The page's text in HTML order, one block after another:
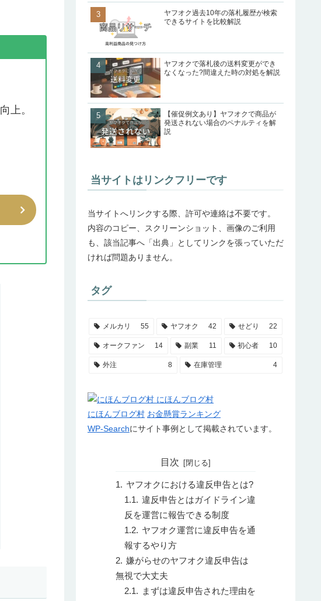
上。
ヤフオク過去10年の落札履歴が検索
できるサイトを比較解説
ヤフオクで落札後の送料変更ができ
なくなった?間違えた時の対処を解説
【催促例文あり】ヤフオクで商品が
発送されない場合のペナルティを解
説
当サイトはリンクフリーです
当サイトへリンクする際、許可や連絡は不要です。
内容のコピー、スクリーンショット、画像のご利用
も、該当記事へ「出典」としてリンクを張っていただ
ければ問題ありません。
タグ
メルカリ 55 ヤフオク 42 せどり 22
オークファン 14 副業 11 初心者 10
外注 8 在庫管理 4
にほんブログ村 お金懸賞ランキング
WP-Searchにサイト事例として掲載されています。
目次
ヤフオクにおける違反申告とは?
違反申告とはガイドライン違
反を運営に報告できる制度
ヤフオク運営に違反申告を通
報するやり方
嫌がらせのヤフオク違反申告は
無視で大丈夫
まずは違反申告された理由を